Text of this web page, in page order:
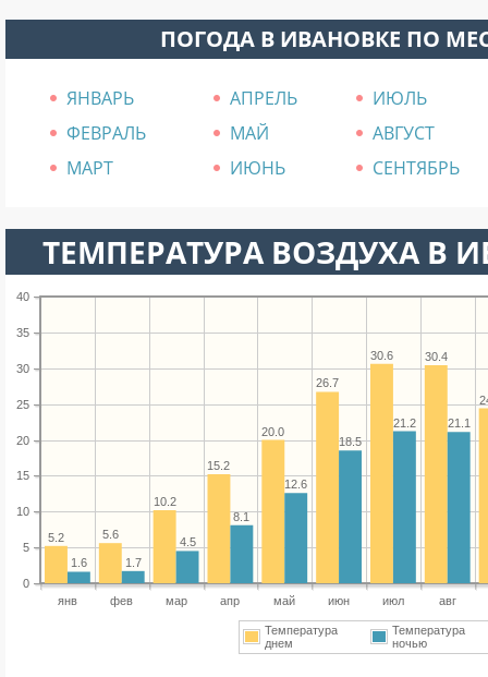
ПОГОДА В ИВАНОВКЕ ПО
ЯНВАРЬ АПРЕЛЬ
ИЮЛЬ
ФЕВРАЛЬ
МАЙ
АВГУСТ
МАРТ
ИЮНЬ СЕНТЯБРЬ
ТЕМПЕРАТУРА ВОЗДУХА В
янв фев мар апр май июн июл авг
0
5
10
15
20
25
30
35
40
30.4
30.6
26.7
20.0
15.2
10.2
5.6
5.2
21.1
21.2
18.5
12.6
8.1
4.5
1.7
1.6
Температура
днем
Температура
ночью